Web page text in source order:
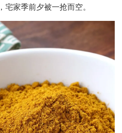
，宅家季前夕被一抢而空。